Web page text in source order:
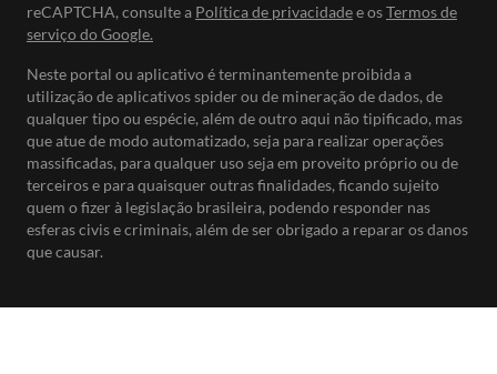
reCAPTCHA, consulte a Política de privacidadee osTermos de
serviço do Google.
Neste portal ou aplicativo é terminantemente proibida a
utilização de aplicativos spider ou de mineração de dados, de
qualquer tipo ou espécie, além de outro aqui não tipificado, mas
que atue de modo automatizado, seja para realizar operações
massificadas, para qualquer uso seja em proveito próprio ou de
terceiros e para quaisquer outras finalidades, ficando sujeito
quem o fizer à legislação brasileira, podendo responder nas
esferas civis e criminais, além de ser obrigado a reparar os danos
que causar.